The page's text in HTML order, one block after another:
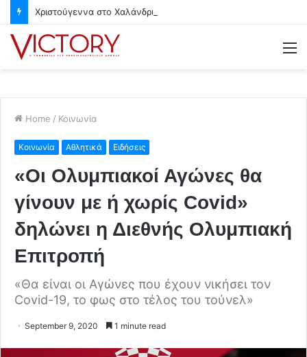
Home / Κοινωνία
Κοινωνία Αθλητικά Ειδήσεις
«Οι Ολυμπιακοί Αγώνες θα
γίνουν με ή χωρίς Covid»
δηλώνει η Διεθνής Ολυμπιακή
Επιτροπή
«Θα είναι οι Αγώνες που έχουν νικήσει τον
Covid-19, το φως στο τέλος του τούνελ»
September 9, 2020 1 minute read